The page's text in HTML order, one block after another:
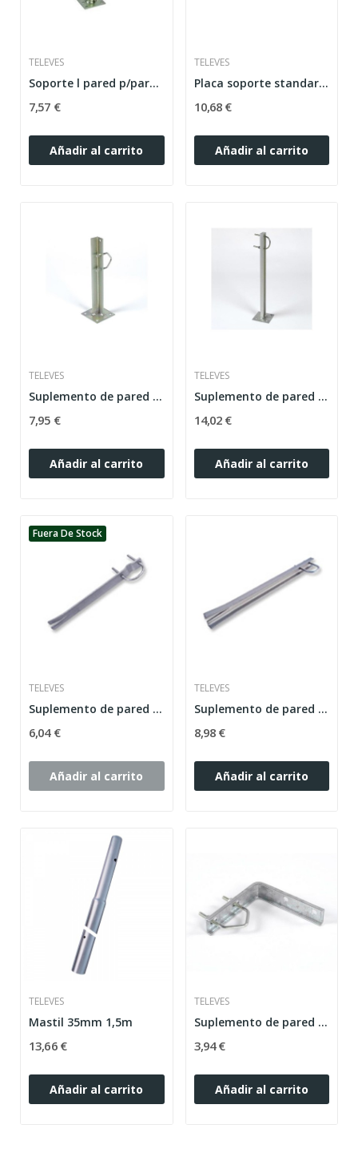
TELEVES
Soporte l pared p/parab.
7,57 €
Añadir al carrito
TELEVES
Placa soporte standard tda
10,68 €
Añadir al carrito
TELEVES
Suplemento de pared atornillable 300mm l-
7,95 €
Añadir al carrito
TELEVES
Suplemento de pared atornillable 500mm u-
14,02 €
Añadir al carrito
Fuera De Stock
TELEVES
Suplemento de pared empotrable 350mm i-
6,04 €
Añadir al carrito
TELEVES
Suplemento de pared empotrable 500mm u reforzado
8,98 €
Añadir al carrito
TELEVES
Mastil 35mm 1,5m
13,66 €
Añadir al carrito
TELEVES
Suplemento de pared atornillable escuadra
3,94 €
Añadir al carrito